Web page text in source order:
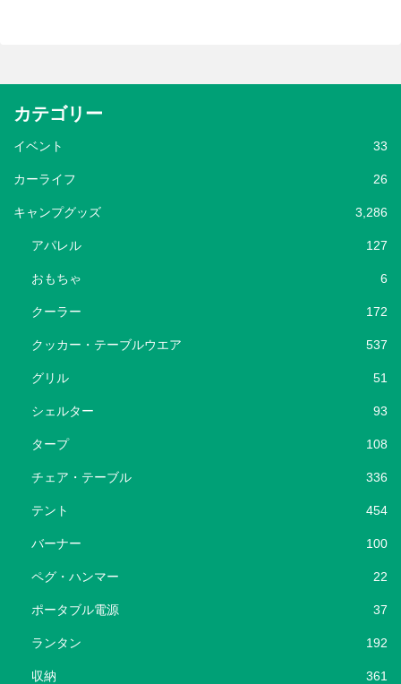
カテゴリー
イベント 33
カーライフ 26
キャンプグッズ 3,286
アパレル 127
おもちゃ 6
クーラー 172
クッカー・テーブルウエア 537
グリル 51
シェルター 93
タープ 108
チェア・テーブル 336
テント 454
バーナー 100
ペグ・ハンマー 22
ポータブル電源 37
ランタン 192
収納 361